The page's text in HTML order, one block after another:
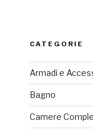
CATEGORIE
Armadi e
Bagno
Camere